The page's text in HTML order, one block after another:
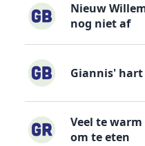
Nieuw
nog niet af
Giannis'
Veel te
om te eten